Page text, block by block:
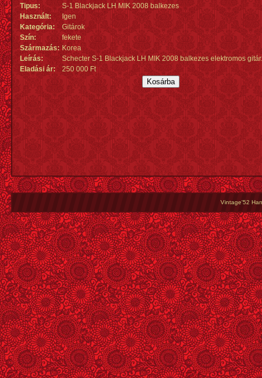
Tipus:
S-1 Blackjack LH MIK 2008 balkezes
Használt:
Igen
Kategória:
Gitárok
Szín:
fekete
Származás: Korea
Leírás:
Schecter S-1 Blackjack LH MIK 2008 balkezes elektromos
Eladási ár:
250 000 Ft
Vintage'52